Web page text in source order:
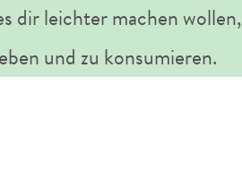
dir leichter machen wollen,
und zu konsumieren.